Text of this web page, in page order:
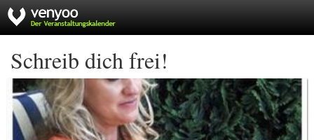
Schreib dich frei!